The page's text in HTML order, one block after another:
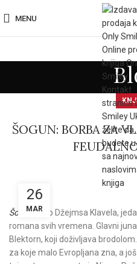
MENU
ŠOGUN: BORBA ZA
26
MAR
Šogun, delo Džejmsa Klavela,
romana svih vremena. Glavni
Blektorn, koji doživljava
za koje malo Evropljana zna, a